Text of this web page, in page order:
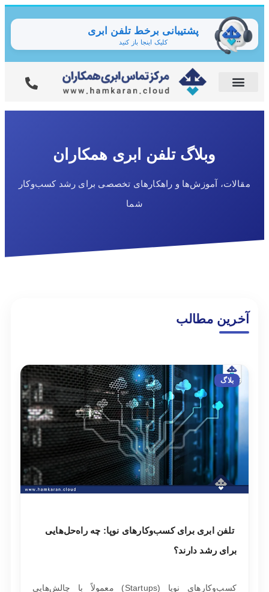
پشتیبانی برخط تلفن ابری
کلیک اینجا باز کنید
وبلاگ تلفن ابری همکاران
مقالات، آموزش‌ها و راهکارهای تخصصی برای رشد کسب‌وکار
شما
آخرین مطالب
بلاگ
تلفن ابری برای کسب‌وکارهای نوپا: چه راه‌حل‌هایی
برای رشد دارند؟
کسب‌وکارهای نوپا (Startups) معمولاً با چالش‌هایی